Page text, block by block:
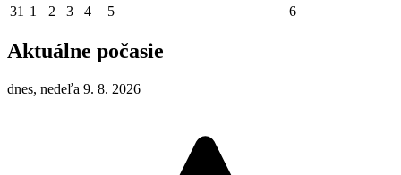
31 1 2 3 4 5 6
Aktuálne počasie
dnes, nedeľa 9. 8. 2026